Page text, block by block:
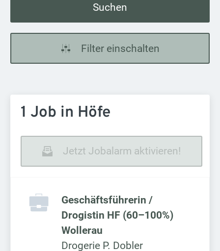
Suchen
Filter einschalten
1 Job in Höfe
Jetzt Jobalarm aktivieren!
Geschäftsführerin /
Drogistin HF (60–100%)
Wollerau
Drogerie P. Dobler